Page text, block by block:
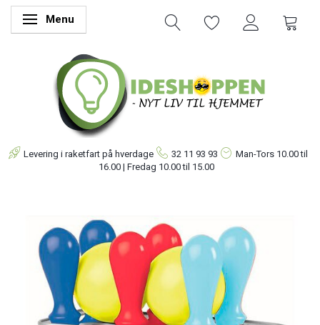
Skifte navigation
Menu
Levering i raketfart på hverdage 32 11 93 93 Man-Tors 10.00 til
16.00 | Fredag 10.00 til 15.00